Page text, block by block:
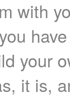
with
your
it is,